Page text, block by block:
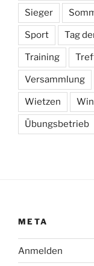
Sieger
Sport Tag
Training
Versammlung
Wietzen
Übungsbetrieb
META
Anmelden